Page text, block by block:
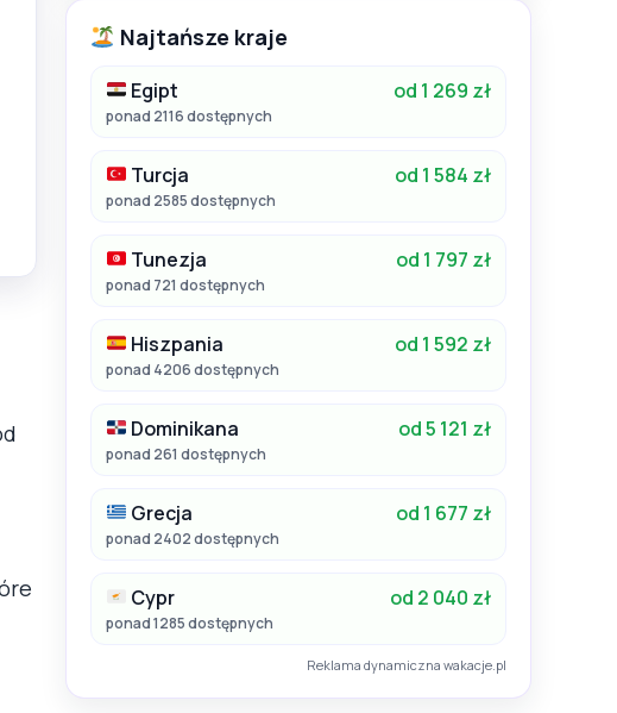
Najtańsze kraje
Egipt od 1 269 zł
ponad 2116 dostępnych
Turcja od 1 584 zł
ponad 2585 dostępnych
Tunezja od 1 797 zł
ponad 721 dostępnych
Hiszpania od 1 592 zł
ponad 4206 dostępnych
Dominikana od 5 121 zł
ponad 261 dostępnych
Grecja od 1 677 zł
ponad 2402 dostępnych
Cypr od 2 040 zł
ponad 1285 dostępnych
Reklama dynamiczna wakacje.pl